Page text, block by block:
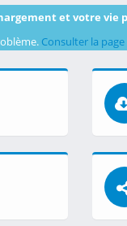
et votre vie
Consulter la